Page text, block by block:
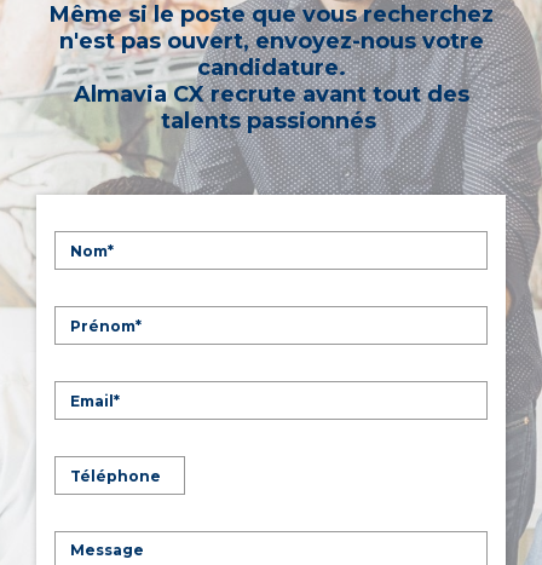
Même si le poste que vous recherchez
n'est pas ouvert, envoyez-nous votre
candidature.
Almavia CX recrute avant tout des
talents passionnés